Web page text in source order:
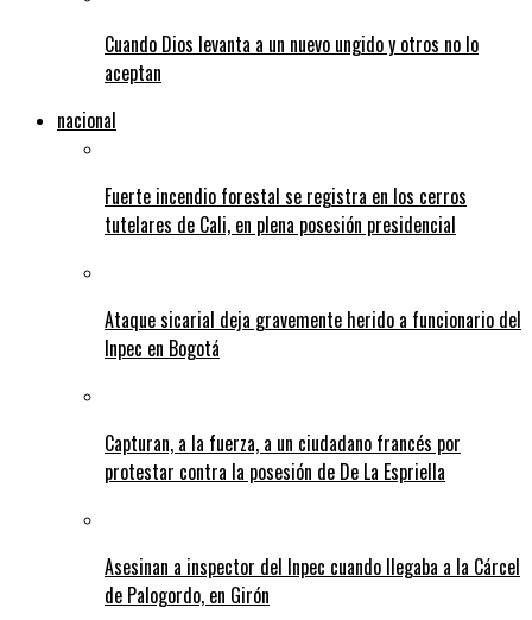
Cuando Dios levanta a un nuevo ungido y otros no lo
aceptan
nacional
Fuerte incendio forestal se registra en los cerros
tutelares de Cali, en plena posesión presidencial
Ataque sicarial deja gravemente herido a funcionario del
Inpec en Bogotá
Capturan, a la fuerza, a un ciudadano francés por
protestar contra la posesión de De La Espriella
Asesinan a inspector del Inpec cuando llegaba a la Cárcel
de Palogordo, en Girón